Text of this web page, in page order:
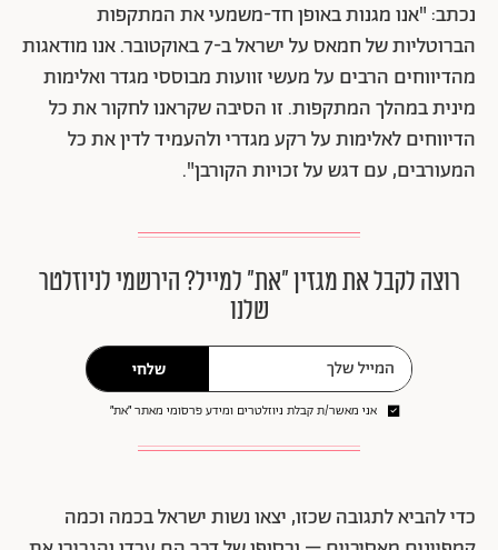
נכתב: "אנו מגנות באופן חד-משמעי את המתקפות
הברוטליות של חמאס על ישראל ב-7 באוקטובר. אנו מודאגות
מהדיווחים הרבים על מעשי זוועות מבוססי מגדר ואלימות
מינית במהלך המתקפות. זו הסיבה שקראנו לחקור את כל
הדיווחים לאלימות על רקע מגדרי ולהעמיד לדין את כל
המעורבים, עם דגש על זכויות הקורבן".
רוצה לקבל את מגזין ״את״ למייל? הירשמי לניוזלטר
שלנו
שלחי
אני מאשר/ת קבלת ניוזלטרים ומידע פרסומי מאתר ״את״
כדי להביא לתגובה שכזו, יצאו נשות ישראל בכמה וכמה